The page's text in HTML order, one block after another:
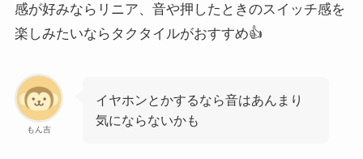
感が好みならリニア、音や押したときのスイッチ感を
楽しみたいならタクタイルがおすすめ👍
もん吉
イヤホンとかするなら音はあんまり
気にならないかも